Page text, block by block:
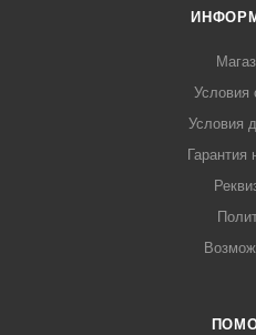
Условия
Условия
Гарантия